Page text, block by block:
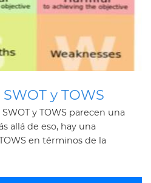
y TOWS
y TOWS parecen una
allá de eso, hay una
en términos de la